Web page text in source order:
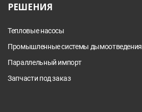
РЕШЕНИЯ
Тепловые насосы
Промышленные системы дымоотведения
Параллельный импорт
Запчасти под заказ